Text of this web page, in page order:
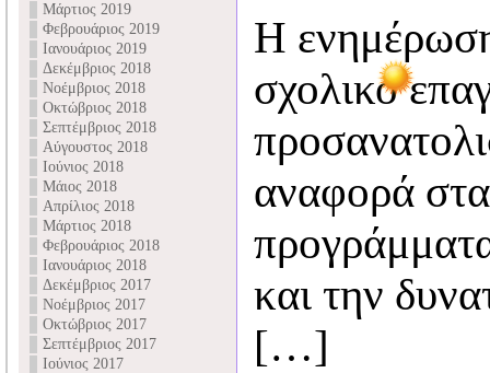
Μάρτιος 2019
Φεβρουάριος 2019
Ιανουάριος 2019
Δεκέμβριος 2018
Νοέμβριος 2018
Οκτώβριος 2018
Σεπτέμβριος 2018
Αύγουστος 2018
Ιούνιος 2018
Μάιος 2018
Απρίλιος 2018
Μάρτιος 2018
Φεβρουάριος 2018
Ιανουάριος 2018
Δεκέμβριος 2017
Νοέμβριος 2017
Οκτώβριος 2017
Σεπτέμβριος 2017
Ιούνιος 2017
Η
σχολικό
αναφορά
και την
[…]